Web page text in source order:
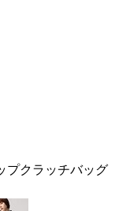
プクラッチバッグ